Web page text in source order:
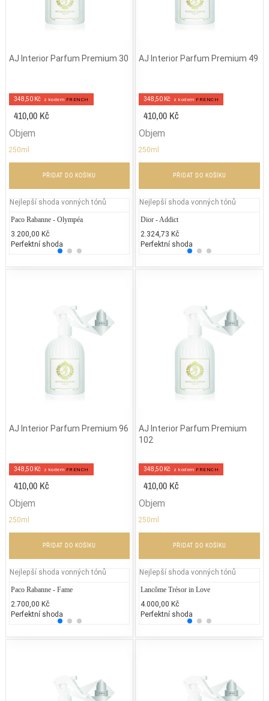
AJ Interior Parfum Premium 30
348,50 Kč z kodem FRENCH
410,00 Kč
Objem
250ml
PŘIDAT DO KOŠÍKU
Nejlepší shoda vonných tónů
Paco Rabanne - Olympéa
3.200,00 Kč
Perfektní shoda
Chanel - Coco Chanel
5.400,00 Kč
25% běžných vonných tónů
AJ Interior Parfum Premium 49
348,50 Kč z kodem FRENCH
410,00 Kč
Objem
250ml
PŘIDAT DO KOŠÍKU
Nejlepší shoda vonných tónů
Dior - Addict
2.324,73 Kč
Perfektní shoda
AJ Interior Parfum Premium 96
348,50 Kč z kodem FRENCH
410,00 Kč
Objem
250ml
PŘIDAT DO KOŠÍKU
Nejlepší shoda vonných tónů
Paco Rabanne - Fame
2.700,00 Kč
Perfektní shoda
Jean Paul Gaultier - Classique
2.300,00 Kč
50% běžných vonných tónů
AJ Interior Parfum Premium
102
348,50 Kč z kodem FRENCH
410,00 Kč
Objem
250ml
PŘIDAT DO KOŠÍKU
Nejlepší shoda vonných tónů
Lancôme Trésor in Love
4.000,00 Kč
Perfektní shoda